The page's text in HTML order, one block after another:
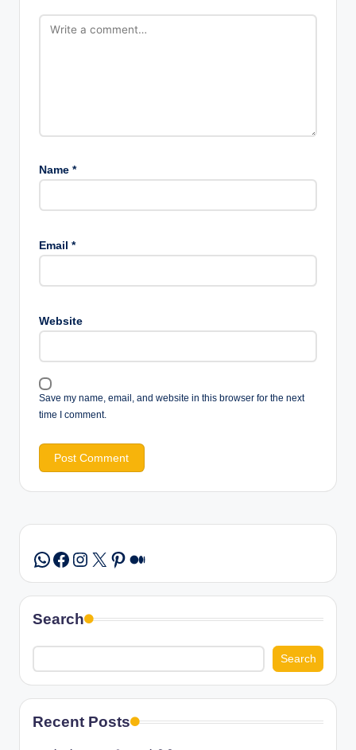
Name *
Email *
Website
Save my name, email, and website in this browser for the next
time I comment.
WhatsApp
Facebook
Instagram
X Pinterest
Medium
Search
Search
Recent Posts